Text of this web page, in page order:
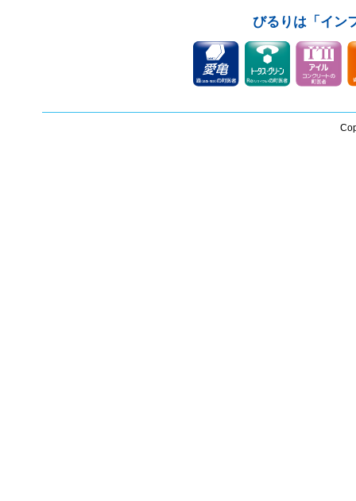
びるりは「イン